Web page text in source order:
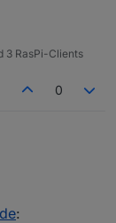
3 RasPi-Clients
0
unter
könnte
Zeug rausfällt
: